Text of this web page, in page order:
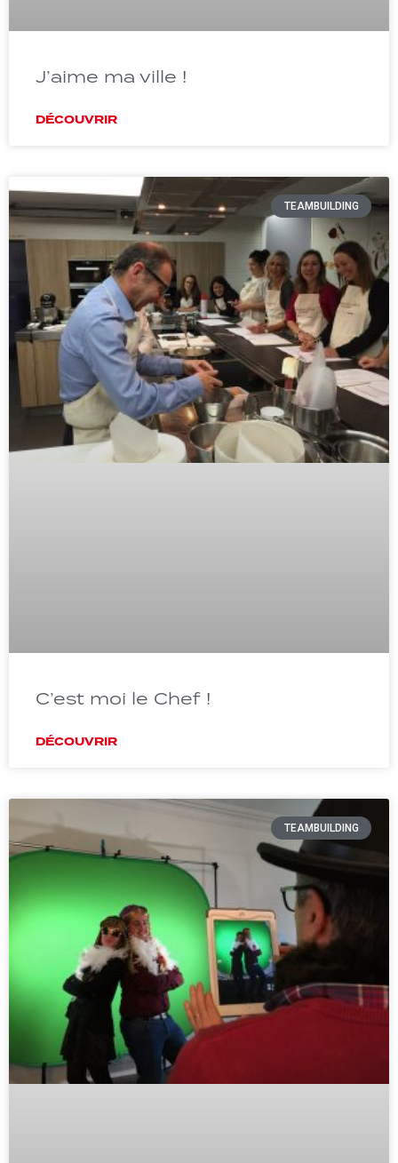
J’aime ma ville !
DÉCOUVRIR
TEAMBUILDING
C’est moi le Chef !
DÉCOUVRIR
TEAMBUILDING